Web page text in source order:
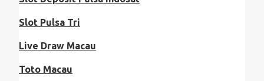
Slot Pulsa Tri
Live Draw Macau
Toto Macau